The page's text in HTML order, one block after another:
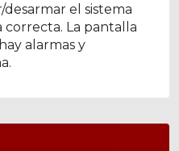
el sistema
correcta. La pantalla
alarmas y